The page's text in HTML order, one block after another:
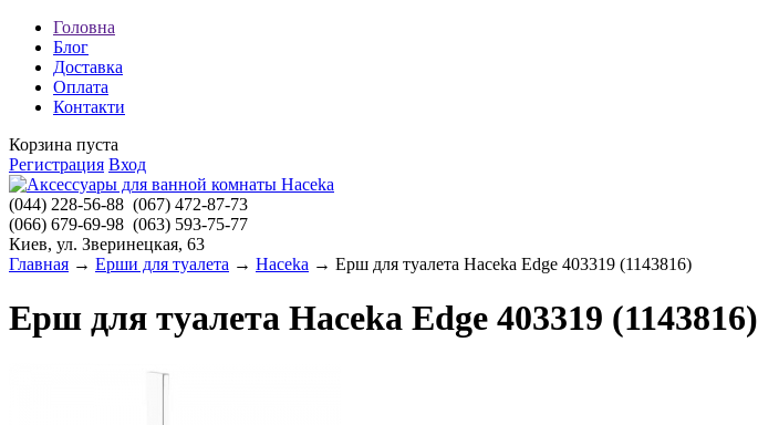
Головна
Блог
Доставка
Оплата
Контакти
Корзина пуста
Регистрация Вход
(044) 228-56-88 (067) 472-87-73
(066) 679-69-98 (063) 593-75-77
Киев, ул. Зверинецкая, 63
Главная → Ерши для туалета → Haceka → Ерш для туалета Haceka Edge 403319 (1143816)
Ерш для туалета Haceka Edge 403319 (1143816)